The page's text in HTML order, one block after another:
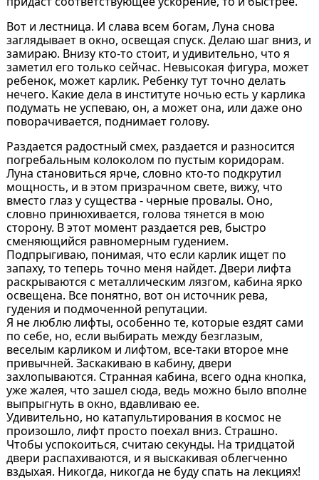
Вот и лестница. И слава всем богам, Луна снова
заглядывает в окно, освещая спуск. Делаю шаг вниз, и
замираю. Внизу кто-то стоит, и удивительно, что я
заметил его только сейчас. Невысокая фигура, может
ребенок, может карлик. Ребенку тут точно делать
нечего. Какие дела в институте ночью есть у карлика
подумать не успеваю, он, а может она, или даже оно
поворачивается, поднимает голову.
Раздается радостный смех, раздается и разносится
погребальным колоколом по пустым коридорам.
Луна становиться ярче, словно кто-то подкрутил
мощность, и в этом призрачном свете, вижу, что
вместо глаз у существа - черные провалы. Оно,
словно принюхивается, голова тянется в мою
сторону. В этот момент раздается рев, быстро
сменяющийся равномерным гудением.
Подпрыгиваю, понимая, что если карлик ищет по
запаху, то теперь точно меня найдет. Двери лифта
раскрываются с металлическим лязгом, кабина ярко
освещена. Все понятно, вот он источник рева,
гудения и подмоченной репутации.
Я не люблю лифты, особенно те, которые ездят сами
по себе, но, если выбирать между безглазым,
веселым карликом и лифтом, все-таки второе мне
привычней. Заскакиваю в кабину, двери
захлопываются. Странная кабина, всего одна кнопка,
уже жалея, что зашел сюда, ведь можно было вполне
выпрыгнуть в окно, вдавливаю ее.
Удивительно, но катапультирования в космос не
произошло, лифт просто поехал вниз. Страшно.
Чтобы успокоиться, считаю секунды. На тридцатой
двери распахиваются, и я выскакивая облегченно
вздыхая. Никогда, никогда не буду спать на лекциях!